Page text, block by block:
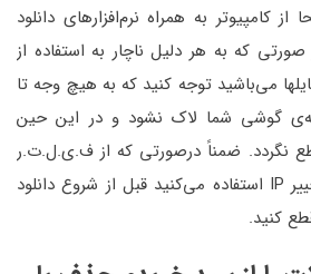
از کامپیوتر به همراه نرم‌افزارهای دانلود
صورتی که به هر دلیل ناچار به استفاده از
می‌باشید توجه کنید که به هیچ وجه تا
گوشی شما لاک نشود و در این حین
نگردد. ضمناً درصورتی که از ف.ی.ل.ت.ر
شکن یا اپلیکیشن‌های تغییر IP استفاده می‌کنید قبل از شروع دانلود
کنید.